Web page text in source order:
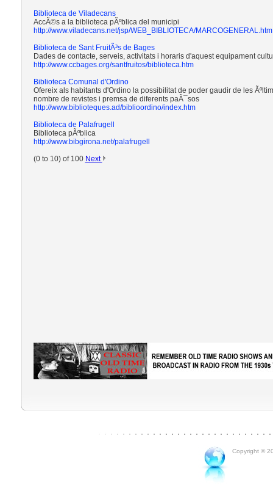
Biblioteca de Viladecans
AccÃ©s a la biblioteca pÃºblica del municipi
http://www.viladecans.net/jsp/WEB_BIBLIOTECA/MARCOGENERAL.htm
Biblioteca de Sant FruitÃ³s de Bages
Dades de contacte, serveis, activitats i horaris d'aquest equipament
http://www.ccbages.org/santfruitos/biblioteca.htm
Biblioteca Comunal d'Ordino
Ofereix als habitants d'Ordino la possibilitat de poder gaudir de les
nombre de revistes i premsa de diferents paÃ¯sos
http://www.biblioteques.ad/biblioordino/index.htm
Biblioteca de Palafrugell
Biblioteca pÃºblica
http://www.bibgirona.net/palafrugell
(0 to 10) of 100 Next
Copyright ©